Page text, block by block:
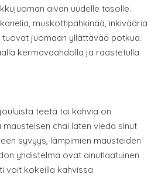
aivan uudelle tasolle.
muskottipähkinää, inkivääriä
juomaan yllättävää potkua.
kermavaahdolla ja raastetulla
teetä tai kahvia on
mausteisen chai laten viedä sinut
syvyys, lämpimien mausteiden
yhdistelmä ovat ainutlaatuinen
voit kokeilla kahvissa